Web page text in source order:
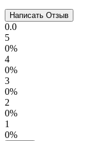
0.0
5
0%
4
0%
3
0%
2
0%
1
0%